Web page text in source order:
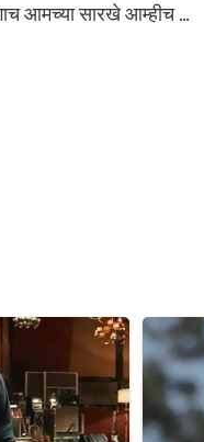
आमच्या सारखे आम्हीच ...